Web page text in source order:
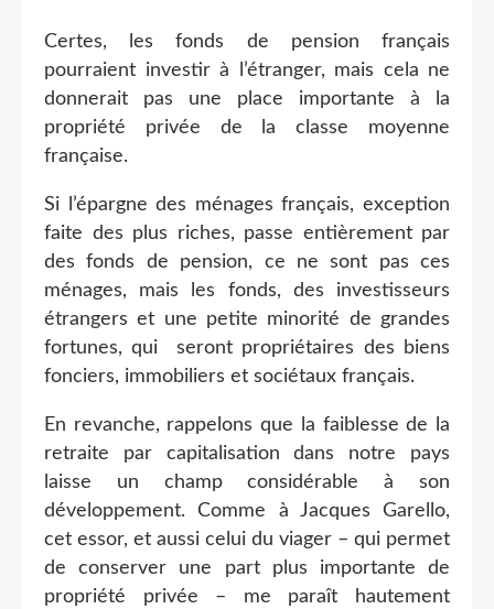
Certes, les fonds de pension français
pourraient investir à l’étranger, mais cela ne
donnerait pas une place importante à la
propriété privée de la classe moyenne
française.
Si l’épargne des ménages français, exception
faite des plus riches, passe entièrement par
des fonds de pension, ce ne sont pas ces
ménages, mais les fonds, des investisseurs
étrangers et une petite minorité de grandes
fortunes, qui seront propriétaires des biens
fonciers, immobiliers et sociétaux français.
En revanche, rappelons que la faiblesse de la
retraite par capitalisation dans notre pays
laisse un champ considérable à son
développement. Comme à Jacques Garello,
cet essor, et aussi celui du viager – qui permet
de conserver une part plus importante de
propriété privée – me paraît hautement